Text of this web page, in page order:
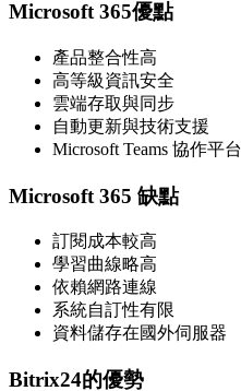
Microsoft 365優點
產品整合性高
高等級資訊安全
雲端存取與同步
自動更新與技術支援
Microsoft Teams 協作平台
Microsoft 365 缺點
訂閱成本較高
學習曲線略高
依賴網路連線
系統自訂性有限
資料儲存在國外伺服器
Bitrix24的優勢